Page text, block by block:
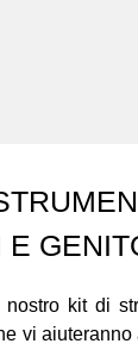
E
nostro kit di
vi